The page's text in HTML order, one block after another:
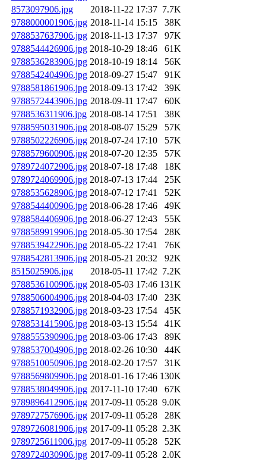
8573097906.jpg
2018-11-22 17:37 7.7K
9788000001906.jpg 2018-11-14 15:15
38K
9788537637906.jpg 2018-11-13 17:37
97K
9788544426906.jpg 2018-10-29 18:46
61K
9788536283906.jpg 2018-10-19 18:14
56K
9788542404906.jpg 2018-09-27 15:47
91K
9788581861906.jpg 2018-09-13 17:42
39K
9788572443906.jpg 2018-09-11 17:47
60K
9788536311906.jpg 2018-08-14 17:51
38K
9788595031906.jpg 2018-08-07 15:29
57K
9788502226906.jpg 2018-07-24 17:10
57K
9788579600906.jpg 2018-07-20 12:35
57K
9789724072906.jpg 2018-07-18 17:48
18K
9789724069906.jpg 2018-07-13 17:44
25K
9788535628906.jpg 2018-07-12 17:41
52K
9788544400906.jpg 2018-06-28 17:46
49K
9788584406906.jpg 2018-06-27 12:43
55K
9788589919906.jpg 2018-05-30 17:54
28K
9788539422906.jpg 2018-05-22 17:41
76K
9788542813906.jpg 2018-05-21 20:32
92K
8515025906.jpg
2018-05-11 17:42 7.2K
9788536100906.jpg 2018-05-03 17:46 131K
9788506004906.jpg 2018-04-03 17:40
23K
9788571932906.jpg 2018-03-23 17:54
45K
9788531415906.jpg 2018-03-13 15:54
41K
9788555390906.jpg 2018-03-06 17:43
89K
9788537004906.jpg 2018-02-26 10:30
44K
9788510050906.jpg 2018-02-20 17:57
31K
9788569809906.jpg 2018-01-16 17:46 130K
9788538049906.jpg 2017-11-10 17:40
67K
9789896412906.jpg 2017-09-11 05:28 9.0K
9789727576906.jpg 2017-09-11 05:28
28K
9789726081906.jpg 2017-09-11 05:28 2.3K
9789725611906.jpg 2017-09-11 05:28
52K
9789724030906.jpg 2017-09-11 05:28 2.0K